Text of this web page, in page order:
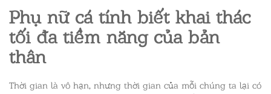
Phụ nữ cá tính biết khai thác
tối đa tiềm năng của bản
thân
Thời gian là vô hạn, nhưng thời gian của mỗi chúng ta lại có